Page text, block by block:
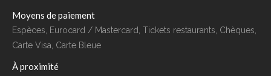
Moyens de paiement
Espèces, Eurocard / Mastercard, Tickets restaurants, Chèques,
Carte Visa, Carte Bleue
À proximité